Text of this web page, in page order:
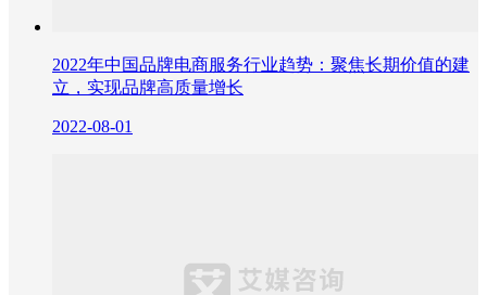
2022年中国品牌电商服务行业趋势：聚焦长期价值的建
立，实现品牌高质量增长
2022-08-01